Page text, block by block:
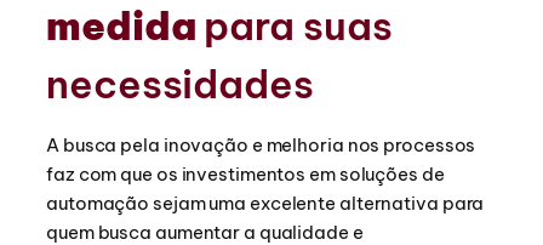
medida para suas
necessidades
A busca pela inovação e melhoria nos processos
faz com que os investimentos em soluções de
automação sejam uma excelente alternativa para
quem busca aumentar a qualidade e